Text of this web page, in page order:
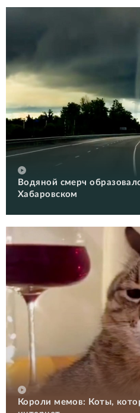
Водяной смерч
Хабаровском
Короли мемов: Коты,